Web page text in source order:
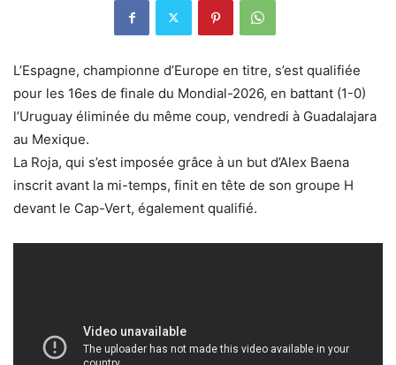
L’Espagne, championne d’Europe en titre, s’est qualifiée
pour les 16es de finale du Mondial-2026, en battant (1-0)
l’Uruguay éliminée du même coup, vendredi à Guadalajara
au Mexique.
La Roja, qui s’est imposée grâce à un but d’Alex Baena
inscrit avant la mi-temps, finit en tête de son groupe H
devant le Cap-Vert, également qualifié.